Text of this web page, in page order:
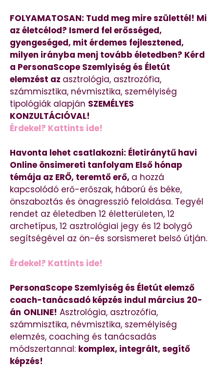
FOLYAMATOSAN: Tudd meg mire születtél! Mi
az életcélod? Ismerd fel erősséged,
gyengeséged, mit érdemes fejlesztened,
milyen irányba menj tovább életedben? Kérd
a PersonaScope Szemlyiség és Életút
elemzést az asztrológia, asztrozófia,
számmisztika, névmisztika, személyiség
tipológiák alapján SZEMÉLYES
KONZULTÁCIÓVAL!
Érdekel? Kattints ide!
Havonta lehet csatlakozni: Életiránytű havi
Online önsimereti tanfolyam Első hónap
témája az ERŐ, teremtő erő, a hozzá
kapcsolódó erő-erőszak, háború és béke,
önszaboztás és önagresszió feloldása. Tegyél
rendet az életedben 12 életterületen, 12
archetípus, 12 asztrológiai jegy és 12 bolygó
segítségével az ön-és sorsismeret belső útján.
Érdekel? Kattints ide!
PersonaScope Szemlyiség és Életút elemző
coach-tanácsadó képzés indul március 20-
án ONLINE! Asztrológia, asztrozófia,
számmisztika, névmisztika, személyiség
elemzés, coaching és tanácsadás
módszertannal: komplex, integrált, segítő
képzés!